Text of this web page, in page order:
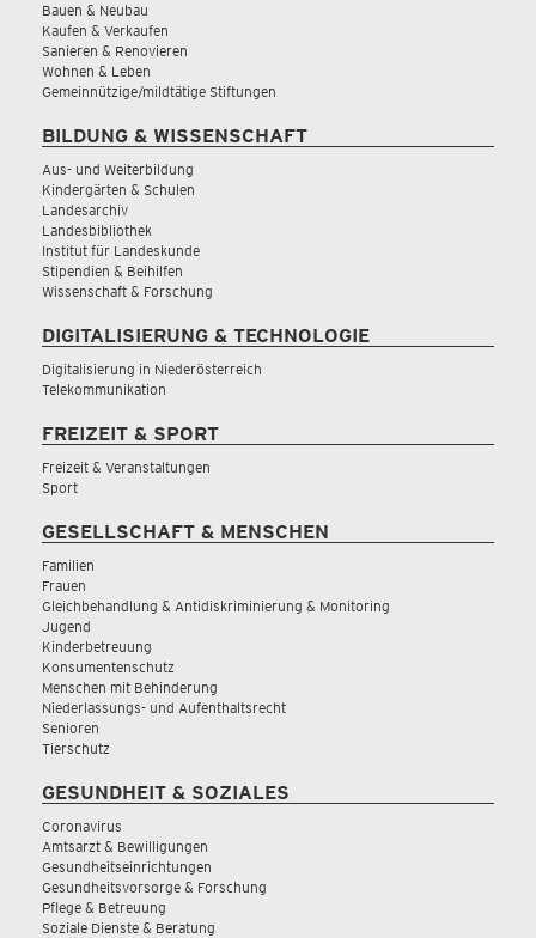
Bauen & Neubau
Kaufen & Verkaufen
Sanieren & Renovieren
Wohnen & Leben
Gemeinnützige/mildtätige Stiftungen
BILDUNG & WISSENSCHAFT
Aus- und Weiterbildung
Kindergärten & Schulen
Landesarchiv
Landesbibliothek
Institut für Landeskunde
Stipendien & Beihilfen
Wissenschaft & Forschung
DIGITALISIERUNG & TECHNOLOGIE
Digitalisierung in Niederösterreich
Telekommunikation
FREIZEIT & SPORT
Freizeit & Veranstaltungen
Sport
GESELLSCHAFT & MENSCHEN
Familien
Frauen
Gleichbehandlung & Antidiskriminierung & Monitoring
Jugend
Kinderbetreuung
Konsumentenschutz
Menschen mit Behinderung
Niederlassungs- und Aufenthaltsrecht
Senioren
Tierschutz
GESUNDHEIT & SOZIALES
Coronavirus
Amtsarzt & Bewilligungen
Gesundheitseinrichtungen
Gesundheitsvorsorge & Forschung
Pflege & Betreuung
Soziale Dienste & Beratung